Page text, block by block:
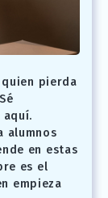
pierda
alumnos
en estas
es el
empieza